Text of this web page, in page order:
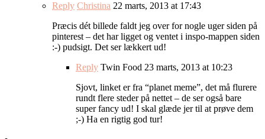
Reply Christina 22 marts, 2013 at 17:43
Præcis dét billede faldt jeg over for nogle uger siden på
pinterest – det har ligget og ventet i inspo-mappen siden
:-) pudsigt. Det ser lækkert ud!
Reply Twin Food 23 marts, 2013 at 10:23
Sjovt, linket er fra “planet meme”, det må flurere
rundt flere steder på nettet – de ser også bare
super fancy ud! I skal glæde jer til at prøve dem
;-) Ha en rigtig god tur!